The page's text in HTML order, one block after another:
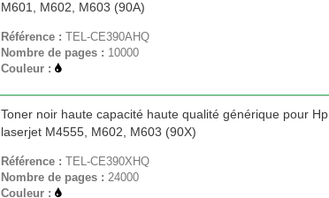
M601, M602, M603 (90A)
Référence :TEL-CE390AHQ
Nombre de pages : 10000
Couleur :
Toner noir haute capacité haute qualité générique pour Hp
laserjet M4555, M602, M603 (90X)
Référence :TEL-CE390XHQ
Nombre de pages :24000
Couleur :